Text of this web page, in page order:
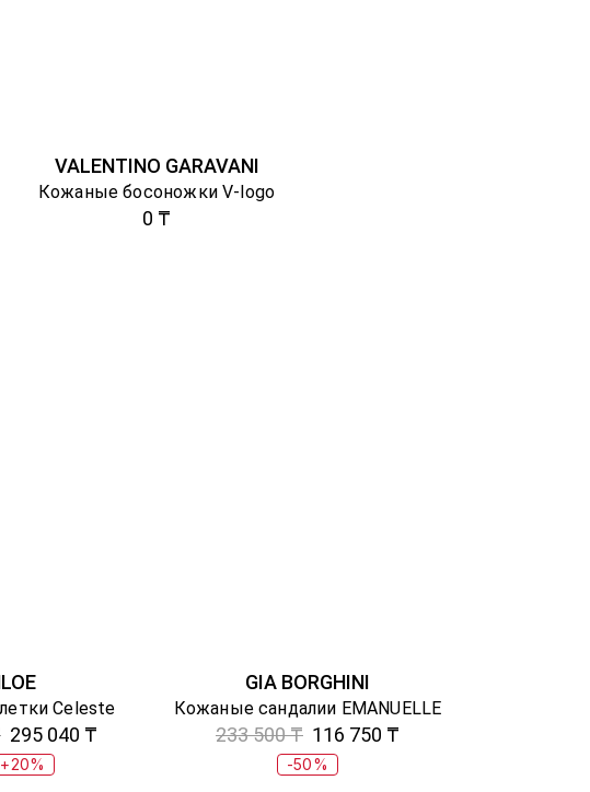
VALENTINO GARAVANI
Кожаные босоножки V-logo
0 ₸
Celeste
295 040 ₸
GIA BORGHINI
Кожаные сандалии EMANUELLE
233 500 ₸ 116 750 ₸
-50%